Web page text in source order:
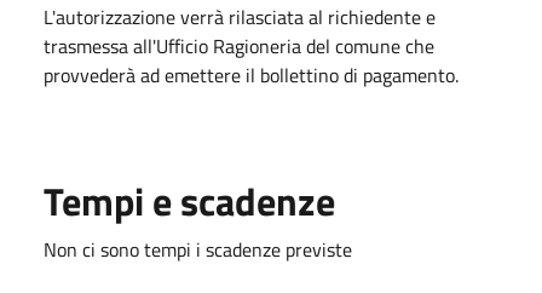
L'autorizzazione verrà rilasciata al richiedente e
trasmessa all'Ufficio Ragioneria del comune che
provvederà ad emettere il bollettino di pagamento.
Tempi e scadenze
Non ci sono tempi i scadenze previste